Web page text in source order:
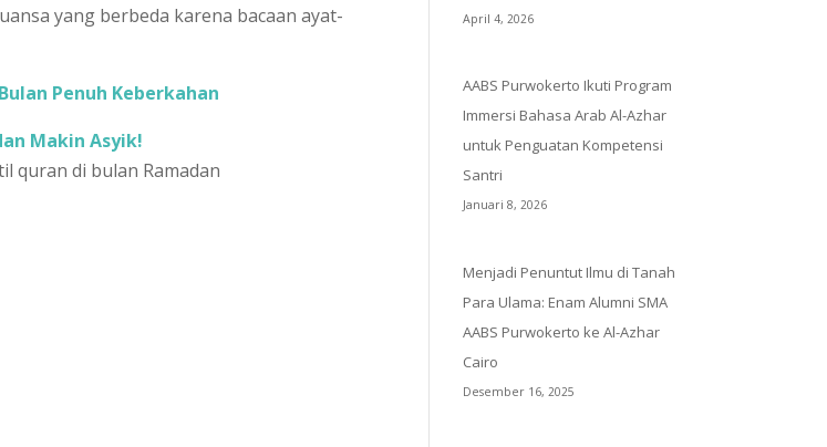
yang berbeda karena bacaan ayat-
Penuh Keberkahan
Makin Asyik!
April 4, 2026
AABS Purwokerto Ikuti Program
Immersi Bahasa Arab Al-Azhar
untuk Penguatan Kompetensi
Santri
Januari 8, 2026
Menjadi Penuntut Ilmu di Tanah
Para Ulama: Enam Alumni SMA
AABS Purwokerto ke Al-Azhar
Cairo
Desember 16, 2025